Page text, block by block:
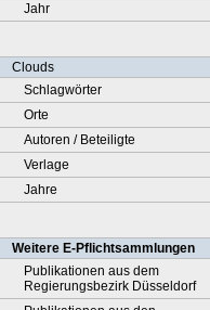
Jahr
Clouds
Schlagwörter
Orte
Autoren / Beteiligte
Verlage
Jahre
Weitere E-Pflichtsammlungen
Publikationen aus dem
Regierungsbezirk Düsseldorf